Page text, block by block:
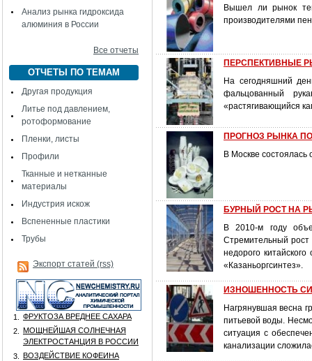
Анализ рынка гидроксида
алюминия в России
Все отчеты
ОТЧЕТЫ ПО ТЕМАМ
Другая продукция
Литье под давлением,
ротоформование
Пленки, листы
Профили
Тканные и нетканные
материалы
Индустрия искож
Вспененные пластики
Трубы
Экспорт статей (rss)
1.
ФРУКТОЗА ВРЕДНЕЕ САХАРА
2.
МОЩНЕЙШАЯ СОЛНЕЧНАЯ
ЭЛЕКТРОСТАНЦИЯ В РОССИИ
3.
ВОЗДЕЙСТВИЕ КОФЕИНА
Вышел ли рынок
производителями
ПЕРСПЕКТИВНЫЕ
На сегодняшний
фальцованный
«растягивающийся
ПРОГНОЗ РЫНКА
В Москве
БУРНЫЙ РОСТ НА
В 2010-м году
Стремительный рост
недорого
«Казаньоргсинтез».
ИЗНОШЕННОСТЬ
Нагрянувшая весна
питьевой воды.
ситуация с
канализации